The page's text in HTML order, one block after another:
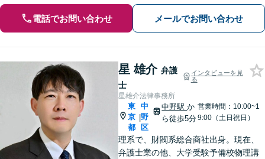
電話でお問い合わせ メールでお問い合わせ
星 雄介 弁護
士
インタビューを見
る
星雄介法律事務所
東
京
都
|
中
野
区
中野駅か
ら徒歩5分
営業時間：10:00~1
9:00（土日祝日）
理系で、財閥系総合商社出身。現在、
弁護士業の他、大学受験予備校物理講